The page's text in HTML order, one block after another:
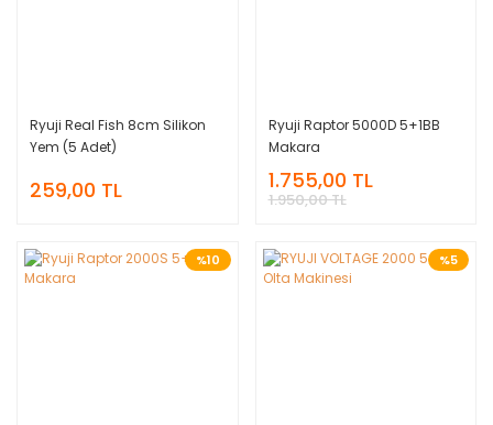
Ryuji Real Fish 8cm Silikon
Yem (5 Adet)
259,00 TL
Ryuji Raptor 5000D 5+1BB
Makara
1.755,00 TL
1.950,00 TL
%10 %5